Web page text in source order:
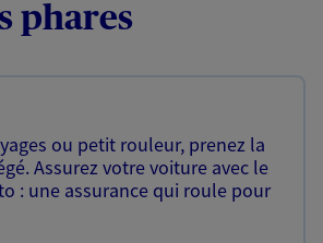
phares
ou petit rouleur, prenez la
Assurez votre voiture avec le
: une assurance qui roule pour